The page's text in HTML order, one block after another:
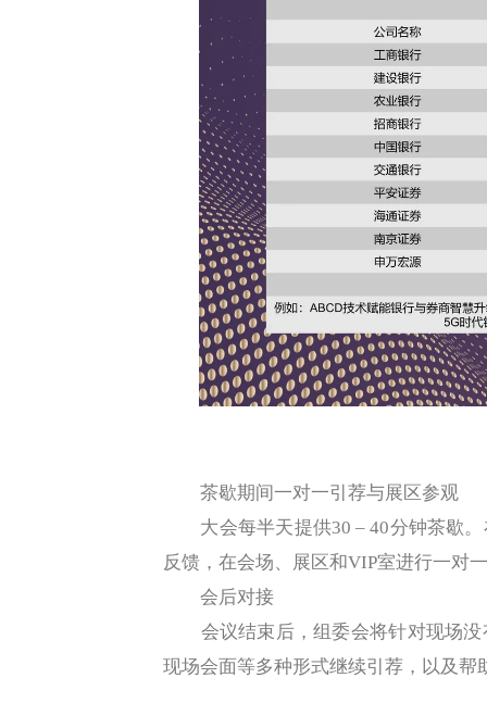
茶歇期间一对一引荐与展区参观
大会每半天提供30 – 40分钟茶歇。
反馈，在会场、展区和VIP室进行一对
会后对接
会议结束后，组委会将针对现场没
现场会面等多种形式继续引荐，以及